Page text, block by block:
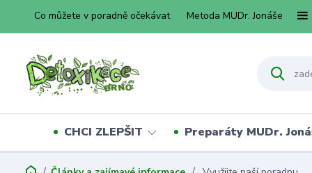
Co můžete v poradně očekávat Metoda MUDr. Jonáše
CHCI ZLEPŠIT Preparáty MUDr.